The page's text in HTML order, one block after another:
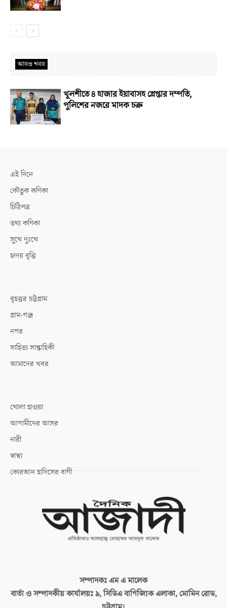
আরও খবর
খুলশীতে ৪ হাজার ইয়াবাসহ গ্রেপ্তার দম্পতি,
পুলিশের নজরে মাদক চক্র
এই দিনে
কৌতুক কণিকা
চিঠিপত্র
তথ্য কণিকা
সুখে দুঃখে
হৃদয় বৃত্তি
বৃহত্তর চট্টগ্রাম
গ্রাম-গঞ্জ
নগর
সাহিত্য সাপ্তাহিকী
আমাদের খবর
খোলা হাওয়া
আগামীদের আসর
নারী
স্বাস্থ্য
কোরআন হাদিসের বাণী
সম্পাদকঃএম এ মালেক
বার্তা ও সম্পাদকীয় কার্যালয়ঃ৯, সিডিএ বাণিজ্যিক এলাকা, মোমিন রোড,